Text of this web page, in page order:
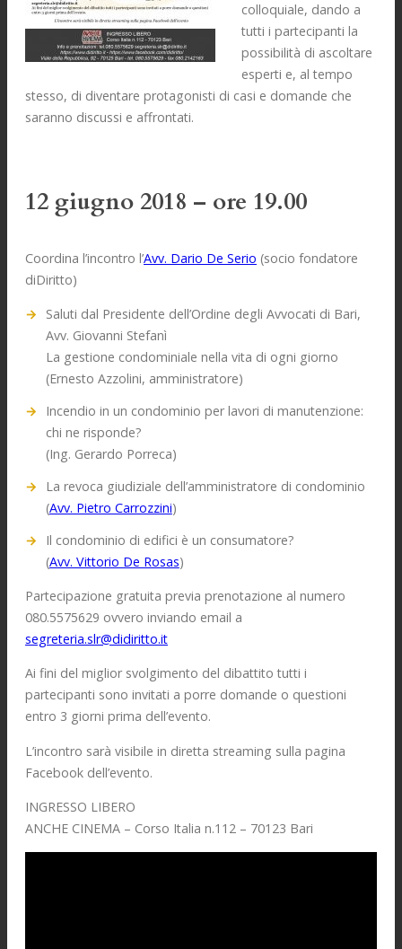
colloquiale, dando a
tutti i partecipanti la
possibilità di ascoltare
esperti e, al tempo
stesso, di diventare protagonisti di casi e domande che
saranno discussi e affrontati.
12 giugno 2018 – ore 19.00
Coordina l’incontro l’Avv. Dario De Serio (socio fondatore
diDiritto)
Saluti dal Presidente dell’Ordine degli Avvocati di Bari,
Avv. Giovanni Stefanì
La gestione condominiale nella vita di ogni giorno
(Ernesto Azzolini, amministratore)
Incendio in un condominio per lavori di manutenzione:
chi ne risponde?
(Ing. Gerardo Porreca)
La revoca giudiziale dell’amministratore di condominio
(Avv. Pietro Carrozzini)
Il condominio di edifici è un consumatore?
(Avv. Vittorio De Rosas)
Partecipazione gratuita previa prenotazione al numero
080.5575629 ovvero inviando email a
segreteria.slr@didiritto.it
Ai fini del miglior svolgimento del dibattito tutti i
partecipanti sono invitati a porre domande o questioni
entro 3 giorni prima dell’evento.
L’incontro sarà visibile in diretta streaming sulla pagina
Facebook dell’evento.
INGRESSO LIBERO
ANCHE CINEMA – Corso Italia n.112 – 70123 Bari